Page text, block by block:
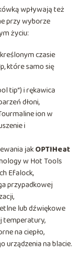
wpływają też
przy wyborze
życiu:
czasie
które samo się
tip”) i rękawica
dłoni,
ion w
i
jakOPTIHeat
w Hot Tools
Efalock,
przypadkowej
lub dźwiękowe
temperatury,
na ciepło,
urządzenia na blacie.